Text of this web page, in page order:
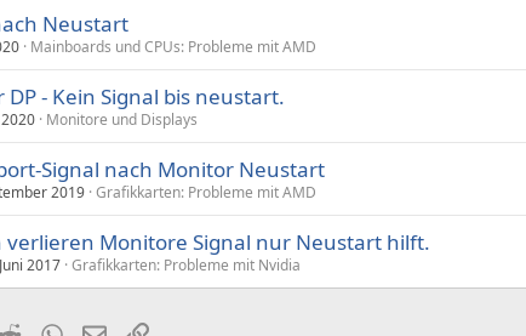
Neustart
Mainboards und CPUs: Probleme mit AMD
- Kein Signal bis neustart.
Monitore und Displays
Signal nach Monitor Neustart
2019 Grafikkarten: Probleme mit AMD
verlieren Monitore Signal nur Neustart hilft.
2017 Grafikkarten: Probleme mit Nvidia